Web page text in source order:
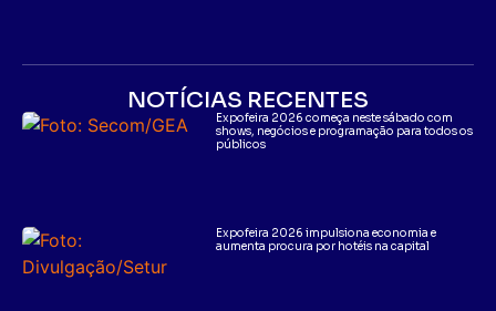
NOTÍCIAS RECENTES
Expofeira 2026 começa neste sábado com
shows, negócios e programação para todos os
públicos
Expofeira 2026 impulsiona economia e
aumenta procura por hotéis na capital